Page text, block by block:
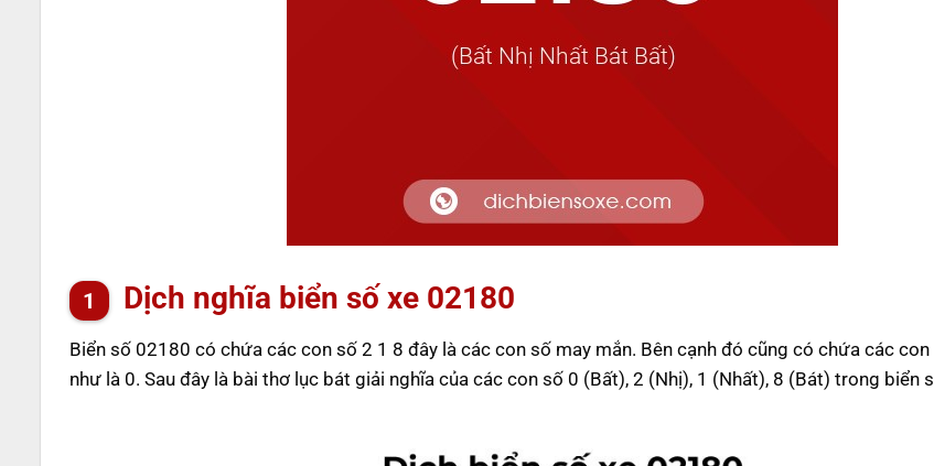
Dịch nghĩa biển số xe 02180
Biển số 02180 có chứa các con số 2 1 8 đây là các con số may mắn. Bên cạnh đó cũng có chứa các
như là 0. Sau đây là bài thơ lục bát giải nghĩa của các con số 0 (Bất), 2 (Nhị), 1 (Nhất), 8 (Bát) trong biển